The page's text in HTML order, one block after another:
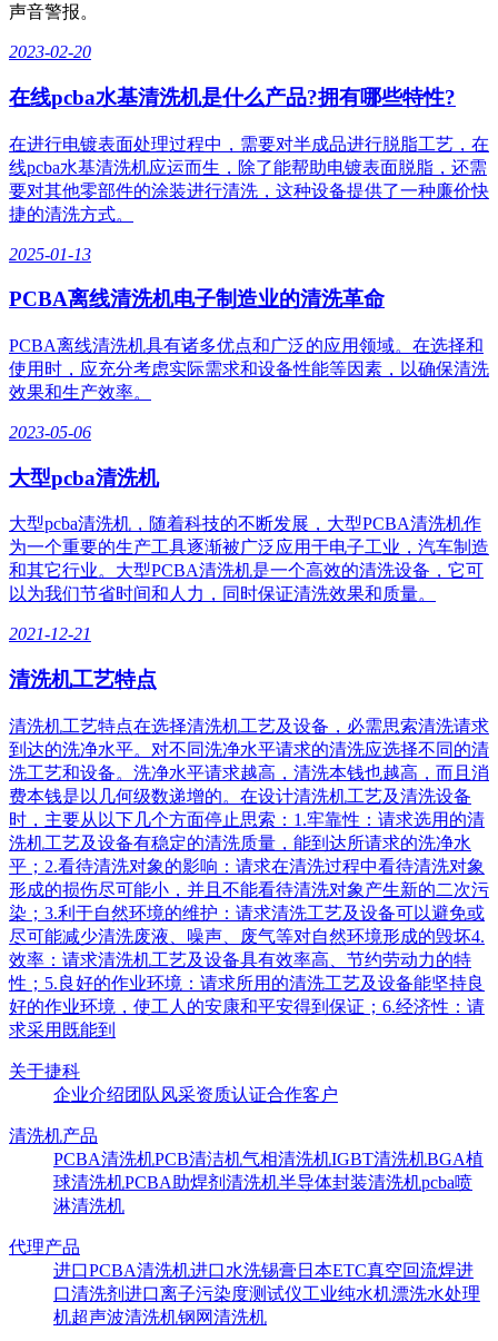
声音警报。
2023-02-20
在线pcba水基清洗机是什么产品?拥有哪些特性?
在进行电镀表面处理过程中，需要对半成品进行脱脂工艺，在
线pcba水基清洗机应运而生，除了能帮助电镀表面脱脂，还需
要对其他零部件的涂装进行清洗，这种设备提供了一种廉价快
捷的清洗方式。
2025-01-13
PCBA离线清洗机电子制造业的清洗革命
PCBA离线清洗机具有诸多优点和广泛的应用领域。在选择和
使用时，应充分考虑实际需求和设备性能等因素，以确保清洗
效果和生产效率。
2023-05-06
大型pcba清洗机
大型pcba清洗机，随着科技的不断发展，大型PCBA清洗机作
为一个重要的生产工具逐渐被广泛应用于电子工业，汽车制造
和其它行业。大型PCBA清洗机是一个高效的清洗设备，它可
以为我们节省时间和人力，同时保证清洗效果和质量。
2021-12-21
清洗机工艺特点
清洗机工艺特点在选择清洗机工艺及设备，必需思索清洗请求
到达的洗净水平。对不同洗净水平请求的清洗应选择不同的清
洗工艺和设备。洗净水平请求越高，清洗本钱也越高，而且消
费本钱是以几何级数递增的。在设计清洗机工艺及清洗设备
时，主要从以下几个方面停止思索：1.牢靠性：请求选用的清
洗机工艺及设备有稳定的清洗质量，能到达所请求的洗净水
平；2.看待清洗对象的影响：请求在清洗过程中看待清洗对象
形成的损伤尽可能小，并且不能看待清洗对象产生新的二次污
染；3.利于自然环境的维护：请求清洗工艺及设备可以避免或
尽可能减少清洗废液、噪声、废气等对自然环境形成的毁坏4.
效率：请求清洗机工艺及设备具有效率高、节约劳动力的特
性；5.良好的作业环境：请求所用的清洗工艺及设备能坚持良
好的作业环境，使工人的安康和平安得到保证；6.经济性：请
求采用既能到
关于捷科
企业介绍团队风采资质认证合作客户
清洗机产品
PCBA清洗机PCB清洁机气相清洗机IGBT清洗机BGA植
球清洗机PCBA助焊剂清洗机半导体封装清洗机pcba喷
淋清洗机
代理产品
进口PCBA清洗机进口水洗锡膏 日本ETC真空回流焊进
口清洗剂 进口离子污染度测试仪工业纯水机漂洗水处理
机超声波清洗机钢网清洗机